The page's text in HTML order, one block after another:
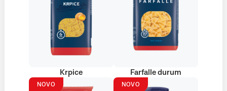
Krpice Farfalle durum
NOVO NOVO